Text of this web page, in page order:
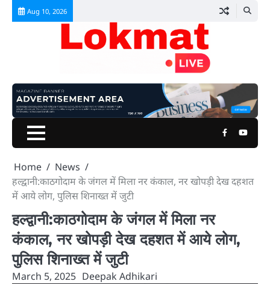
Skip
Aug 10, 2026
Facebook
Home
News
हल्द्वानी:काठगोदाम के जंगल में मिला नर कंकाल, नर खोपड़ी देख दहशत
में आये लोग, पुलिस शिनाख्त में जुटी
हल्द्वानी:काठगोदाम के जंगल में मिला नर
कंकाल, नर खोपड़ी देख दहशत में आये लोग,
पुलिस शिनाख्त में जुटी
March 5, 2025 Deepak Adhikari